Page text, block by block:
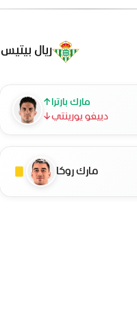
ريال بيتيس
↑ مارك بارترا
↓دييغو يورينتي
مارك روكا